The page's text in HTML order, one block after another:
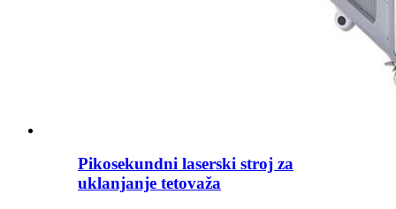
Pikosekundni laserski stroj za
uklanjanje tetovaža